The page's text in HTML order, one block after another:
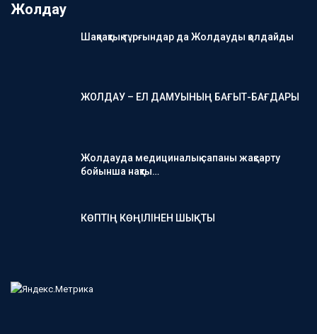
Жолдау
Шақпақтық тұрғындар да Жолдауды қолдайды
ЖОЛДАУ – ЕЛ ДАМУЫНЫҢ БАҒЫТ-БАҒДАРЫ
Жолдауда медициналық сапаны жақсарту
бойынша нақты…
КӨПТІҢ КӨҢІЛІНЕН ШЫҚТЫ